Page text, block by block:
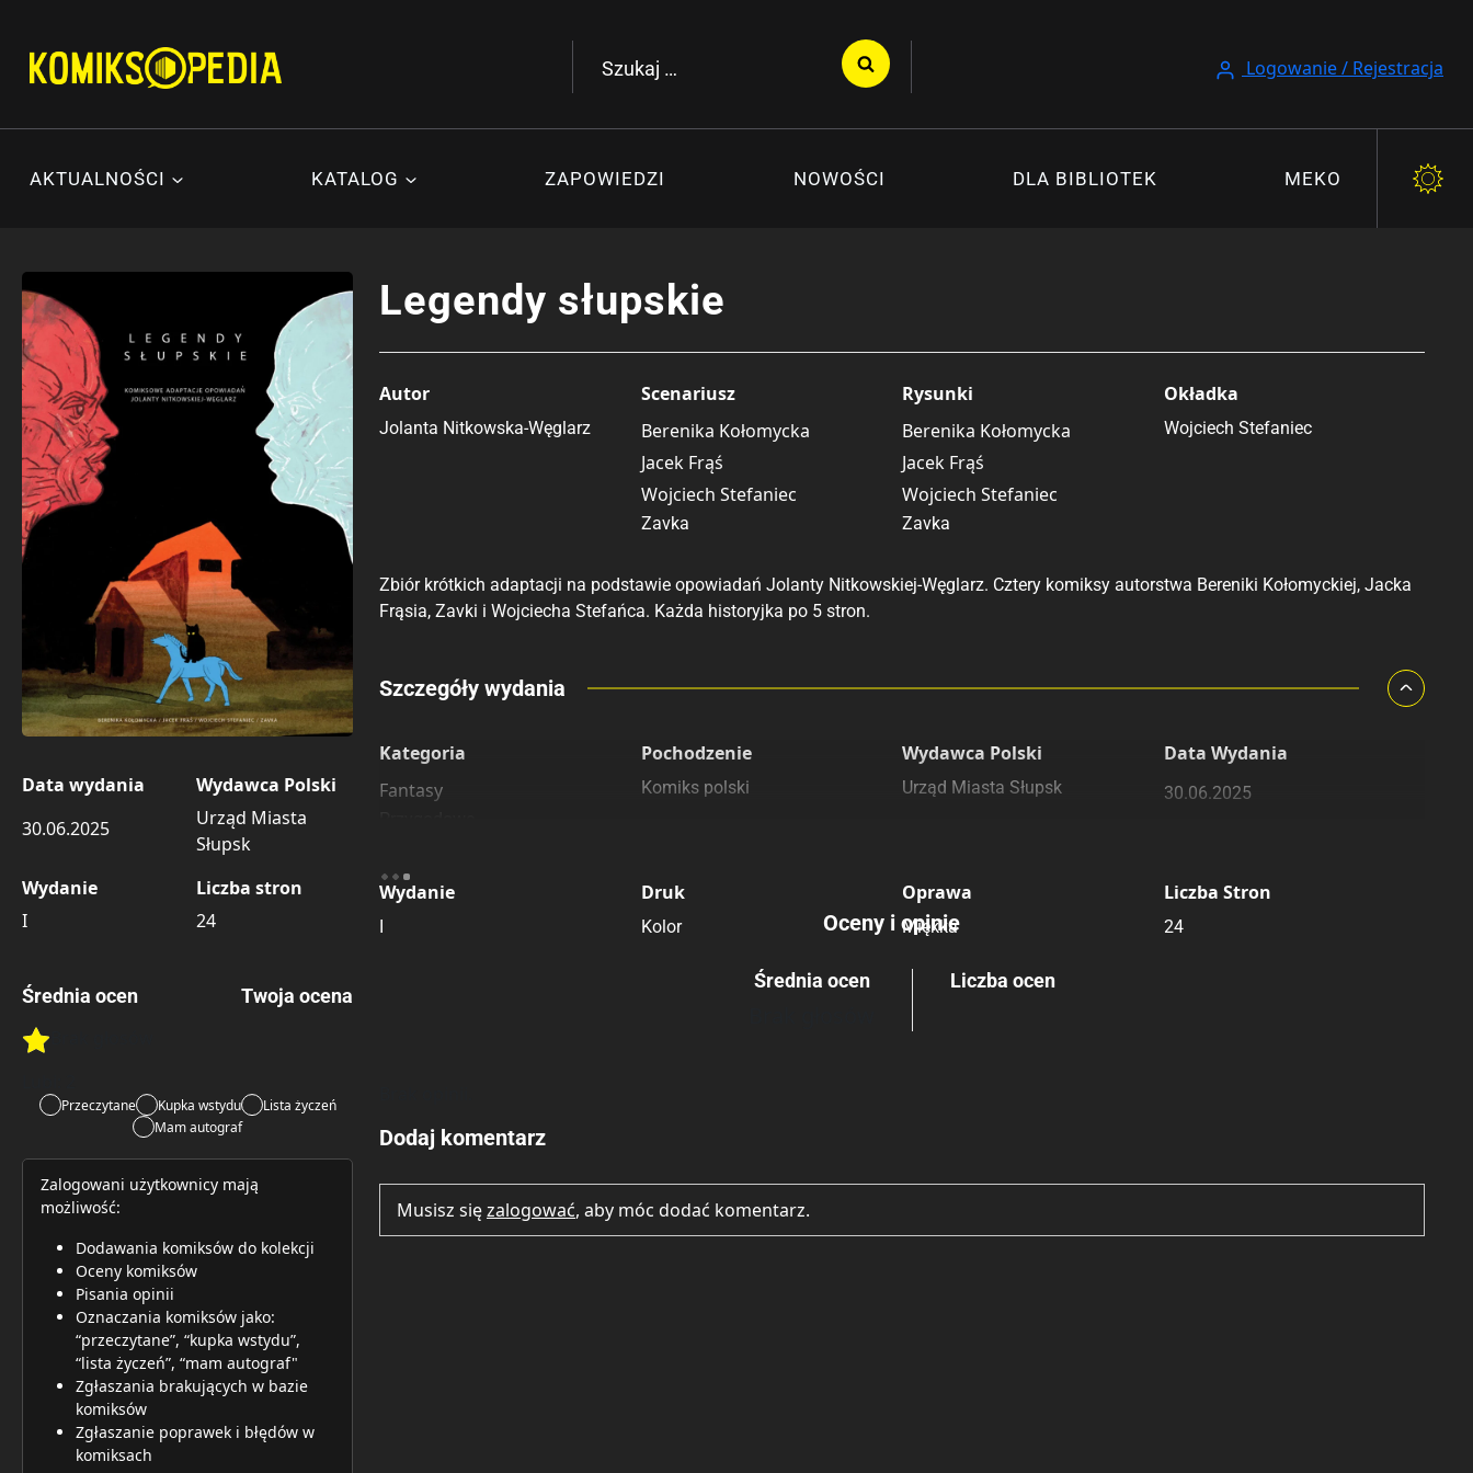
treści
Szukaj: Logowanie / Rejestracja
AKTUALNOŚCI KATALOG ZAPOWIEDZI NOWOŚCI DLA BIBLIOTEK MEKO
Data wydania
30.06.2025
Wydawca Polski
Urząd Miasta
Słupsk
Wydanie
I
Liczba stron
24
Średnia ocen
Rate this item:
Twoja ocena
Przeczytane Kupka wstydu
Lista życzeń
Mam autograf
Zalogowani użytkownicy mają
możliwość:
Dodawania komiksów do kolekcji
Oceny komiksów
Pisania opinii
Oznaczania komiksów jako:
“przeczytane”, “kupka wstydu”,
“lista życzeń”, “mam autograf"
Zgłaszania brakujących w bazie
komiksów
Zgłaszanie poprawek i błędów w
komiksach
Legendy słupskie
Autor
Jolanta Nitkowska-Węglarz
Scenariusz
Berenika Kołomycka
Jacek Frąś
Wojciech Stefaniec
Zavka
Rysunki
Berenika Kołomycka
Jacek Frąś
Wojciech Stefaniec
Zavka
Okładka
Wojciech Stefaniec
Zbiór krótkich adaptacji na podstawie opowiadań Jolanty Nitkowskiej-Węglarz. Cztery komiksy autorstwa Bereniki Kołomyckiej, Jacka
Frąsia, Zavki i Wojciecha Stefańca. Każda historyjka po 5 stron.
Porównaj ceny
Szczegóły wydania
Kategoria
Fantasy
Pochodzenie
Komiks polski
Wydawca Polski
Urząd Miasta Słupsk
Data Wydania
30.06.2025
Wydanie
I
Druk
Kolor
Oprawa
Miękka
Liczba Stron
24
Oceny i opinie
Średnia ocen Liczba ocen
Dodaj komentarz
Musisz sięzalogować, aby móc dodać komentarz.